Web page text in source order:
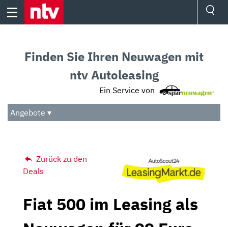
Skip
Audio
Das Beste
Finden Sie Ihren Neuwagen mit
ntv Autoleasing
Ein Service von
Angebote ▾
Zurück zu den
Deals
Fiat 500 im Leasing als